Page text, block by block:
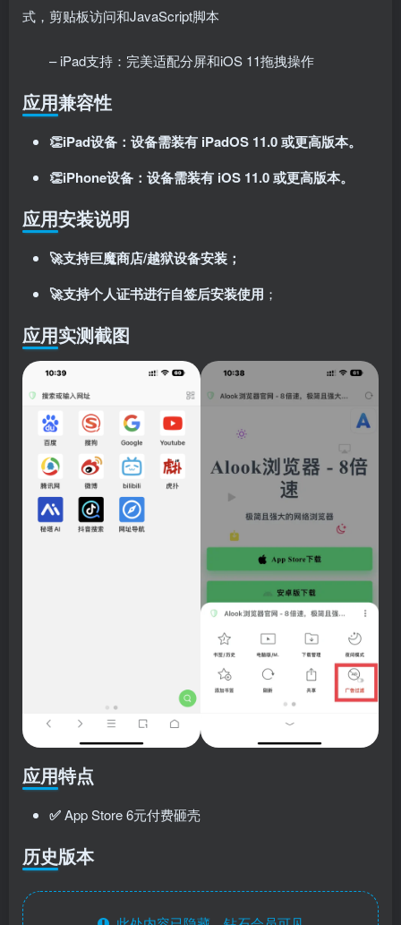
式，剪贴板访问和JavaScript脚本
– iPad支持：完美适配分屏和iOS 11拖拽操作
应用兼容性
👏iPad设备：设备需装有 iPadOS 11.0 或更高版本。
👏iPhone设备：设备需装有 iOS 11.0 或更高版本。
应用安装说明
🚀支持巨魔商店/越狱设备安装；
🚀支持个人证书进行自签后安装使用 ；
应用实测截图
应用特点
✅App Store 6元付费砸壳
历史版本